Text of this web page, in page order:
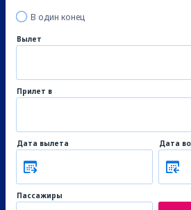
В один конец
Вылет
Прилет в
Дата вылета Дата
Пассажиры